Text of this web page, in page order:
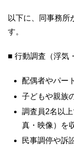
以下に、同事務所
す。
■ 行動調査（浮気
配偶者やパー
子どもや親族
調査員2名以
真・映像）を
民事調停や訴